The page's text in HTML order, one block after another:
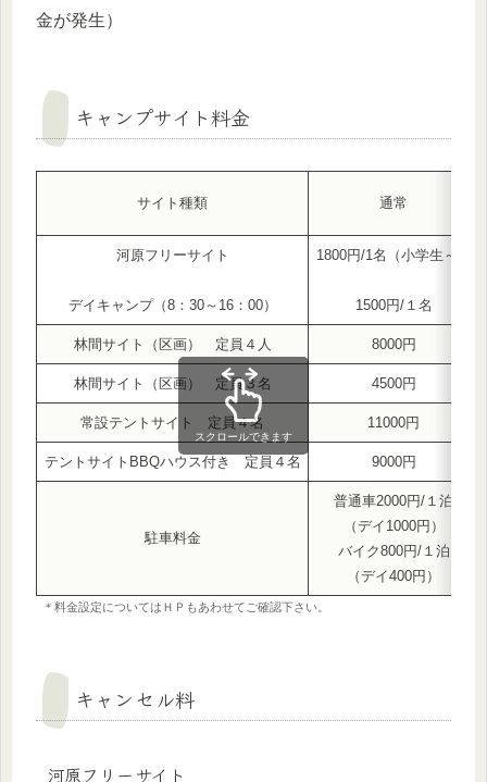
金が発生）
キャンプサイト料金
サイト種類 通常
河原フリーサイト
デイキャンプ（8：30～16：00）
1800円/1名（小学生～）
1500円/１名
林間サイト（区画） 定員４人 8000円
林間サイト（区画） 定員３名 4500円
常設テントサイト 定員４名 11000円
テントサイトBBQハウス付き 定員４名 9000円
駐車料金
普通車2000円/１泊
（デイ1000円）
バイク800円/１泊
（デイ400円）
スクロールできます
＊料金設定についてはＨＰもあわせてご確認下さい。
キャンセル料
河原フリーサイト